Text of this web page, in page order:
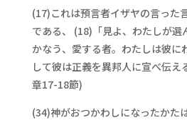
(17)これは預言者イザヤの言った
である、 (18)「見よ、わたしが選
かなう、愛する者。わたしは彼に
して彼は正義を異邦人に宣べ伝え
章17-18節)
(34)神がおつかわしになったかた